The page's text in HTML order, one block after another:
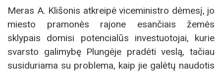
Meras A. Klišonis atkreipė viceministro dėmesį, jo
miesto pramonės rajone esančiais žemės
sklypais domisi potencialūs investuotojai, kurie
svarsto galimybę Plungėje pradėti veslą, tačiau
susiduriama su problema, kaip jie galėtų naudotis